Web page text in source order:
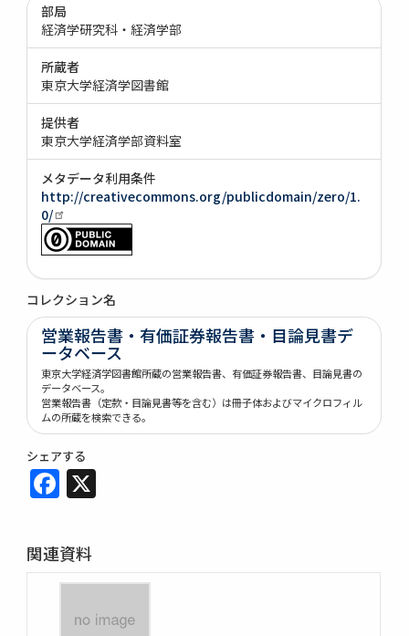
部局
経済学研究科・経済学部
所蔵者
東京大学経済学図書館
提供者
東京大学経済学部資料室
メタデータ利用条件
http://creativecommons.org/publicdomain/zero/1.
0/
コレクション名
営業報告書・有価証券報告書・目論見書デ
ータベース
東京大学経済学図書館所蔵の営業報告書、有価証券報告書、目論見書の
データベース。
営業報告書（定款・目論見書等を含む）は冊子体およびマイクロフィル
ムの所蔵を検索できる。
シェアする
Facebook
関連資料